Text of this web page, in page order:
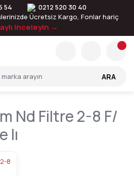
54
0212 520 30 40
Ücretsiz Kargo, Fonlar hariç
inceleyin →
ARA
Nd Filtre 2-8 F/
Iı